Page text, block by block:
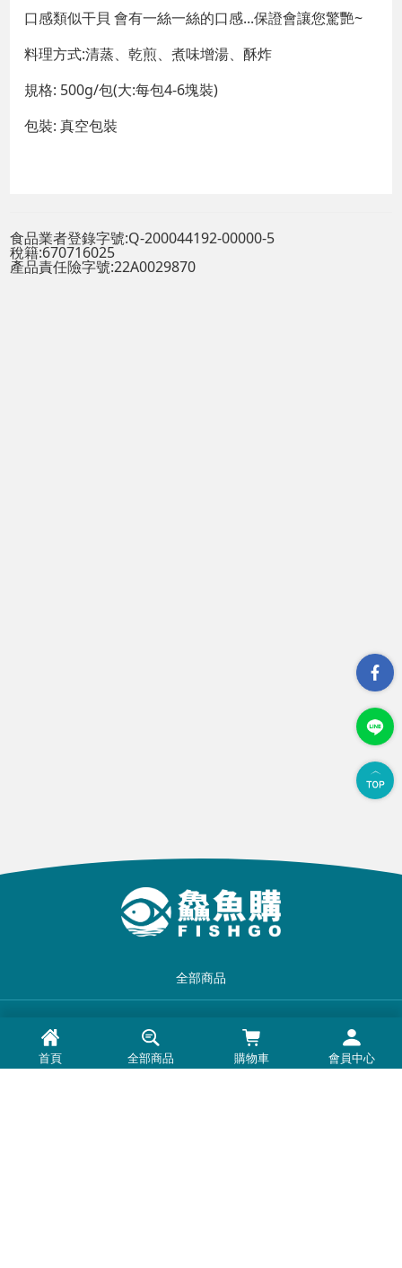
口感類似干貝 會有一絲一絲的口感...保證會讓您驚艷~
料理方式:清蒸、乾煎、煮味增湯、酥炸
規格: 500g/包(大:每包4-6塊裝)
包裝: 真空包裝
食品業者登錄字號:Q-200044192-00000-5
稅籍:670716025
產品責任險字號:22A0029870
全部商品
最新消息
首頁 全部商品 購物車 會員中心